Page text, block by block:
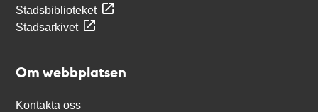
Stadsbiblioteket
Stadsarkivet
Om webbplatsen
Kontakta oss